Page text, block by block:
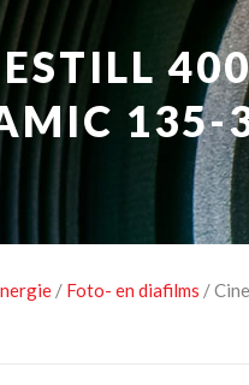
MEDIA EN ENERGIE
OCCASIONS135-
/ Foto- en diafilms /